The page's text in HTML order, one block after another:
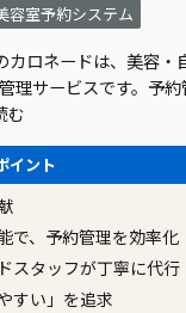
容室予約システム
ロネードは、美容・
理サービスです。予
む
イント
で、予約管理を効率化
スタッフが丁寧に代行
すい」を追求